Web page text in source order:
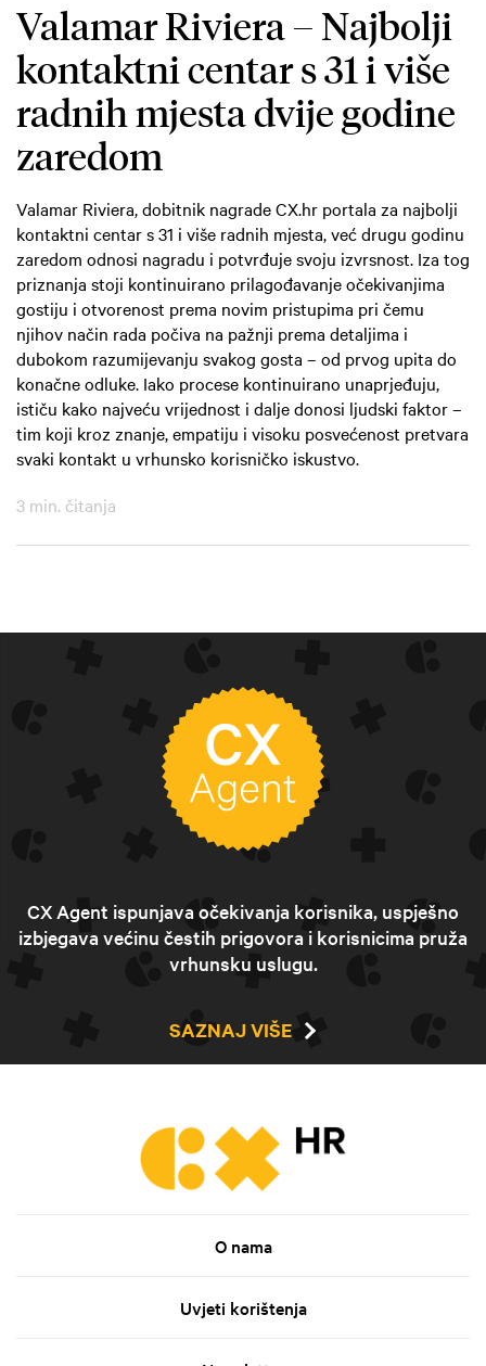
Valamar Riviera – Najbolji
kontaktni centar s 31 i više
radnih mjesta dvije godine
zaredom
Valamar Riviera, dobitnik nagrade CX.hr portala za najbolji
kontaktni centar s 31 i više radnih mjesta, već drugu godinu
zaredom odnosi nagradu i potvrđuje svoju izvrsnost. Iza tog
priznanja stoji kontinuirano prilagođavanje očekivanjima
gostiju i otvorenost prema novim pristupima pri čemu
njihov način rada počiva na pažnji prema detaljima i
dubokom razumijevanju svakog gosta – od prvog upita do
konačne odluke. Iako procese kontinuirano unaprjeđuju,
ističu kako najveću vrijednost i dalje donosi ljudski faktor –
tim koji kroz znanje, empatiju i visoku posvećenost pretvara
svaki kontakt u vrhunsko korisničko iskustvo.
3 min. čitanja
CX Agent ispunjava očekivanja korisnika, uspješno
izbjegava većinu čestih prigovora i korisnicima pruža
vrhunsku uslugu.
SAZNAJ VIŠE
O nama
Uvjeti korištenja